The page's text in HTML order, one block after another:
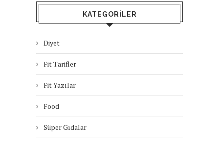
KATEGORILER
Diyet
Fit Tarifler
Fit Yazılar
Food
Süper Gıdalar